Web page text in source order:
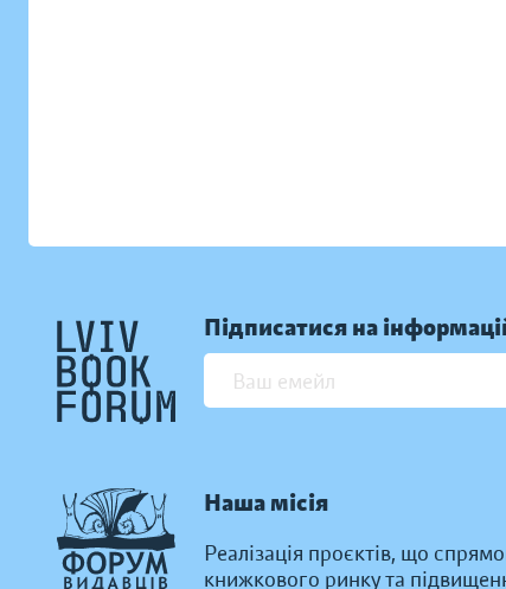
Підписатися на
Наша місія
Реалізація проєктів, що
книжкового ринку та